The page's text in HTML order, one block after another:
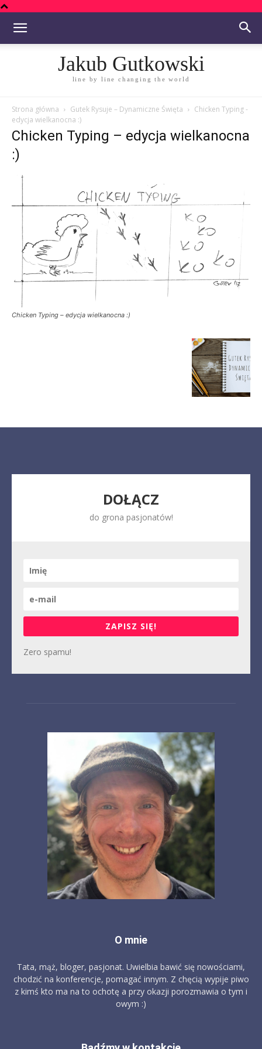
Jakub Gutkowski
line by line changing the world
Strona główna Gutek Rysuje – Dynamiczne Święta
Chicken Typing -
edycja wielkanocna :)
Chicken Typing – edycja wielkanocna
:)
Chicken Typing – edycja wielkanocna :)
DOŁĄCZ
do grona pasjonatów!
ZAPISZ SIĘ!
Zero spamu!
O mnie
Tata, mąż, bloger, pasjonat. Uwielbia bawić się nowościami,
chodzić na konferencje, pomagać innym. Z chęcią wypije piwo
z kimś kto ma na to ochotę a przy okazji porozmawia o tym i
owym :)